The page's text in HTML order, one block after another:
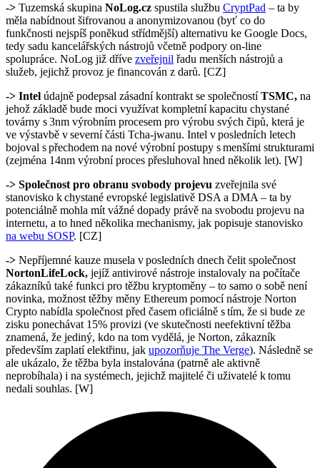
-> Tuzemská skupina NoLog.cz spustila službu CryptPad – ta by
měla nabídnout šifrovanou a anonymizovanou (byť co do
funkčnosti nejspíš poněkud střídmější) alternativu ke Google Docs,
tedy sadu kancelářských nástrojů včetně podpory on-line
spolupráce. NoLog již dříve zveřejnil řadu menších nástrojů a
služeb, jejichž provoz je financován z darů. [CZ]
-> Intel údajně podepsal zásadní kontrakt se společnostíTSMC, na
jehož základě bude moci využívat kompletní kapacitu chystané
továrny s 3nm výrobním procesem pro výrobu svých čipů, která je
ve výstavbě v severní části Tcha-jwanu. Intel v posledních letech
bojoval s přechodem na nové výrobní postupy s menšími strukturami
(zejména 14nm výrobní proces přesluhoval hned několik let). [W]
-> Společnost pro obranu svobody projevu zveřejnila své
stanovisko k chystané evropské legislativě DSA a DMA – ta by
potenciálně mohla mít vážné dopady právě na svobodu projevu na
internetu, a to hned několika mechanismy, jak popisuje stanovisko
na webu SOSP. [CZ]
-> Nepříjemné kauze musela v posledních dnech čelit společnost
NortonLifeLock, jejíž antivirové nástroje instalovaly na počítače
zákazníků také funkci pro těžbu kryptoměny – to samo o sobě není
novinka, možnost těžby měny Ethereum pomocí nástroje Norton
Crypto nabídla společnost před časem oficiálně s tím, že si bude ze
zisku ponechávat 15% provizi (ve skutečnosti neefektivní těžba
znamená, že jediný, kdo na tom vydělá, je Norton, zákazník
především zaplatí elektřinu, jak upozorňuje The Verge). Následně se
ale ukázalo, že těžba byla instalována (patrně ale aktivně
neprobíhala) i na systémech, jejichž majitelé či uživatelé k tomu
nedali souhlas. [W]